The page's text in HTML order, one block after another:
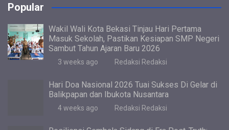
Popular
Wakil Wali Kota Bekasi Tinjau Hari Pertama
Masuk Sekolah, Pastikan Kesiapan SMP Negeri
Sambut Tahun Ajaran Baru 2026
3 weeks ago Redaksi Redaksi
Hari Doa Nasional 2026 Tuai Sukses Di Gelar di
Balikpapan dan Ibukota Nusantara
4 weeks ago Redaksi Redaksi